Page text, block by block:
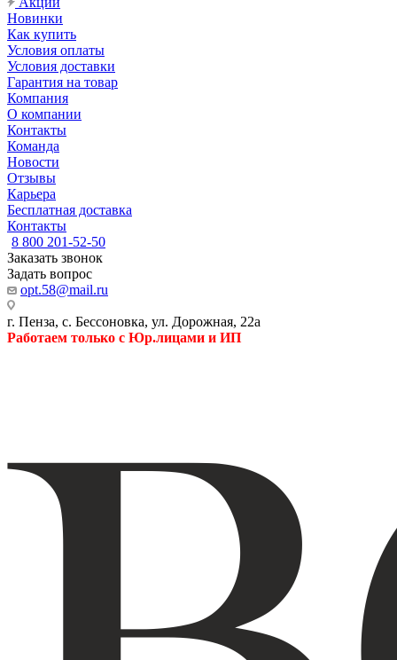
Новинки
Как купить
Условия оплаты
Условия доставки
Гарантия на товар
Компания
О компании
Контакты
Команда
Новости
Отзывы
Карьера
Бесплатная доставка
Контакты
8 800 201-52-50
Заказать звонок
Задать вопрос
opt.58@mail.ru
г. Пенза, с. Бессоновка, ул. Дорожная, 22а
Работаем только с Юр.лицами и ИП